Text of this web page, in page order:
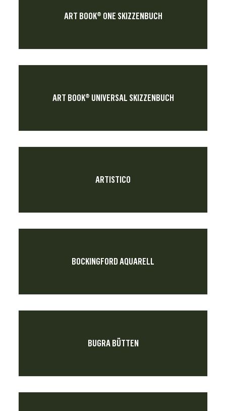
ART BOOK® ONE SKIZZENBUCH
ART BOOK® UNIVERSAL SKIZZENBUCH
ARTISTICO
BOCKINGFORD AQUARELL
BUGRA BÜTTEN